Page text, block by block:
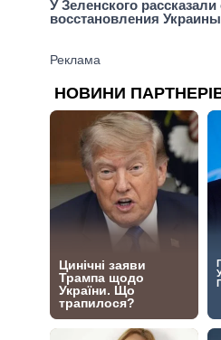
У Зеленского
восстановления Украины